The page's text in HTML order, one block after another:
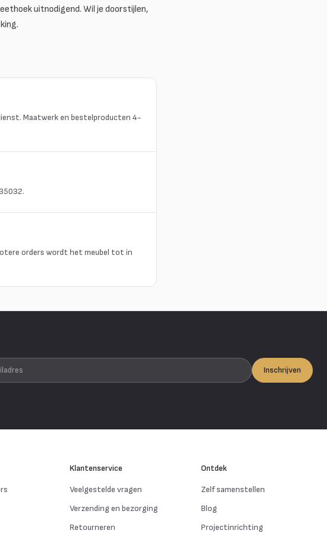
uitnodigend. Wil je doorstijlen,
Maatwerk en bestelproducten 4-
orders wordt het meubel tot in
Inschrijven
Klantenservice
Veelgestelde vragen
Verzending en bezorging
Retourneren
Ontdek
Zelf samenstellen
Blog
Projectinrichting